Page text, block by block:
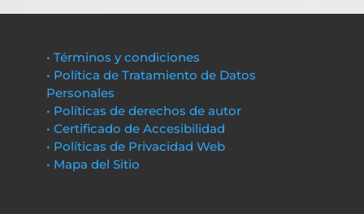
• Términos y condiciones
• Política de Tratamiento de Datos
Personales
• Políticas de derechos de autor
• Certificado de Accesibilidad
• Políticas de Privacidad Web
• Mapa del Sitio